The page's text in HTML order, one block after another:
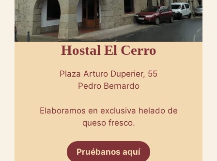
Hostal El Cerro
Plaza Arturo Duperier, 55
Pedro Bernardo
Elaboramos en exclusiva helado de
queso fresco.
Pruébanos aquí